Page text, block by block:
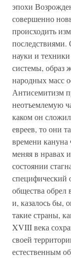
эпохи
совершенно
происходить
последствиями.
науки и
системы, образ
народных масс
Антисемитизм
неотъемлемую
каком он
евреев, то они
времени
меняя в нравах
состоянии
специфический
общества обрел
и, казалось бы,
такие страны,
XVIII века
своей
естественным